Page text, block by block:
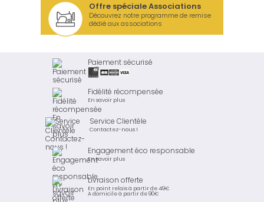
Offre spéciale Associations
Découvrez notre programme de remise
dédié aux associations
Paiement sécurisé
Fidélité récompensée
En savoir plus
Service Clientèle
Contactez-nous !
Engagement éco responsable
En savoir plus
Livraison offerte
En point relais à partir de 49€
A domicile à partir de 90€